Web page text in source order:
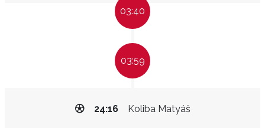
03:40
03:59
Koliba Matyáš
24:16